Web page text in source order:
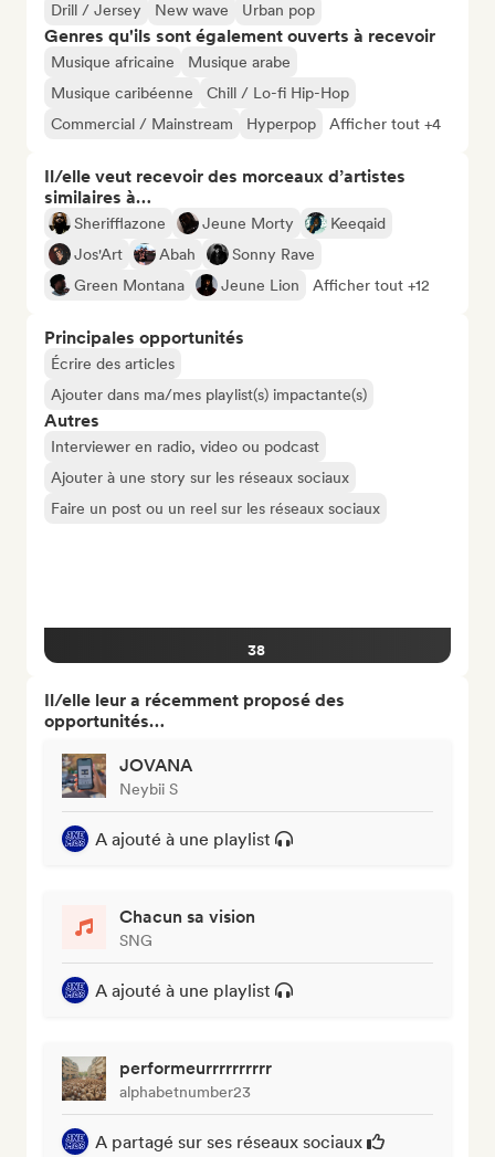
Drill / Jersey
New wave Urban pop
Genres qu'ils sont également ouverts à recevoir
Musique africaine
Musique arabe
Musique caribéenne
Chill / Lo-fi Hip-Hop
Commercial / Mainstream
Hyperpop Afficher tout +4
Il/elle veut recevoir des morceaux d’artistes
similaires à…
Sherifflazone Jeune Morty
Keeqaid
Jos'Art
Abah
Sonny Rave
Green Montana
Jeune Lion Afficher tout +12
Principales opportunités
Écrire des articles
Ajouter dans ma/mes playlist(s) impactante(s)
Autres
Interviewer en radio, video ou podcast
Ajouter à une story sur les réseaux sociaux
Faire un post ou un reel sur les réseaux sociaux
38
Il/elle leur a récemment proposé des
opportunités…
JOVANA
Neybii S
A ajouté à une playlist
Chacun sa vision
SNG
A ajouté à une playlist
performeurrrrrrrrrr
alphabetnumber23
A partagé sur ses réseaux sociaux